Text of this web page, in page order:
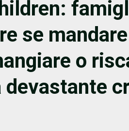
se
o
devastante